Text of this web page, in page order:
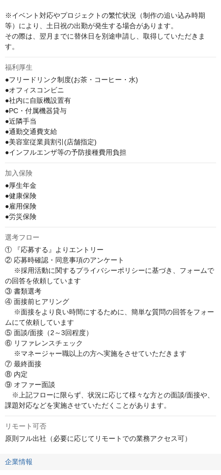
※イベント対応やプロジェクトの繁忙状況（制作の追い込み時期
等）により、土日祝の出勤が発生する場合があります。
その際は、翌月までに替休日を別途申請し、取得していただきま
す。
福利厚生
●フリードリンク制度(お茶・コーヒー・水)
●オフィスコンビニ
●社内に自販機設置有
●PC・付属機器貸与
●近隣手当
●通勤交通費支給
●美容室従業員割引(店舗指定)
●インフルエンザ等の予防接種費用負担
加入保険
●厚生年金
●健康保険
●雇用保険
●労災保険
選考フロー
① 『応募する』よりエントリー
② 応募時確認・同意事項のアンケート
※採用活動に関するプライバシーポリシーに基づき、フォームで
の回答を依頼しています
③ 書類選考
④ 面接前ヒアリング
※面接をより良い時間にするために、簡単な質問の回答をフォー
ムにて依頼しています
⑤ 面談/面接（2～3回程度）
⑥ リファレンスチェック
※マネージャー職以上の方へ実施をさせていただきます
⑦ 最終面接
⑧ 内定
⑨ オファー面談
※上記フローに限らず、状況に応じて様々な方との面談/面接や、
課題対応などを実施させていただくことがあります。
リモート可否
原則フル出社（必要に応じてリモートでの業務アクセス可）
企業情報